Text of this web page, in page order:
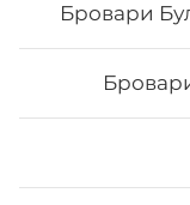
Бровари
Футо Вега
- Норі - рис -